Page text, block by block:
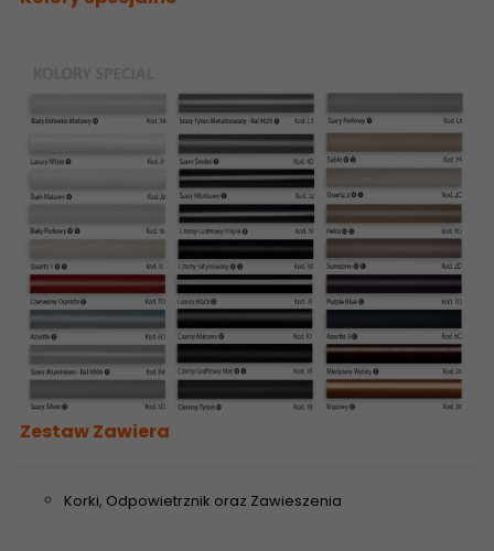
Zestaw Zawiera
Korki, Odpowietrznik oraz Zawieszenia